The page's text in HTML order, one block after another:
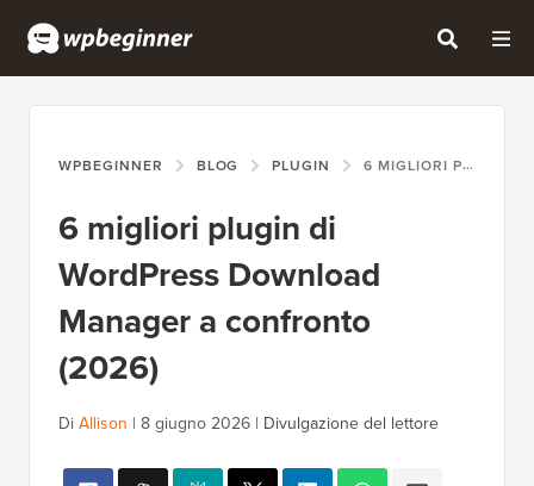
WPBEGINNER BLOG PLUGIN 6 MIGLIORI PLUGIN DI WORDPRESS DOWNLOAD MANAGER A CONFRONTO (2026)
6 migliori plugin di
WordPress Download
Manager a confronto
(2026)
DiAllison | 8 giugno 2026 | Divulgazione del lettore